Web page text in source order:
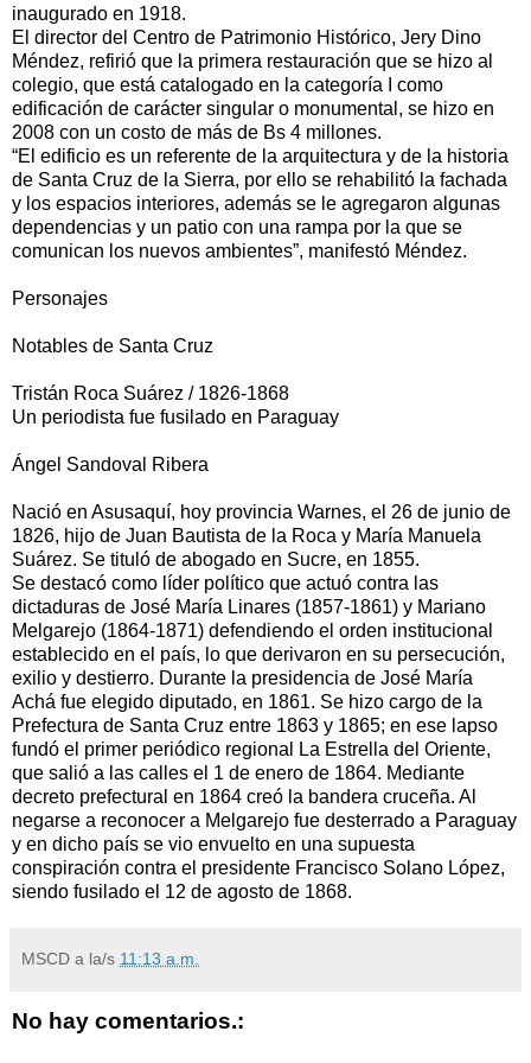
inaugurado en 1918.
El director del Centro de Patrimonio Histórico, Jery Dino
Méndez, refirió que la primera restauración que se hizo al
colegio, que está catalogado en la categoría I como
edificación de carácter singular o monumental, se hizo en
2008 con un costo de más de Bs 4 millones.
“El edificio es un referente de la arquitectura y de la historia
de Santa Cruz de la Sierra, por ello se rehabilitó la fachada
y los espacios interiores, además se le agregaron algunas
dependencias y un patio con una rampa por la que se
comunican los nuevos ambientes”, manifestó Méndez.
Personajes
Notables de Santa Cruz
Tristán Roca Suárez / 1826-1868
Un periodista fue fusilado en Paraguay
Ángel Sandoval Ribera
Nació en Asusaquí, hoy provincia Warnes, el 26 de junio de
1826, hijo de Juan Bautista de la Roca y María Manuela
Suárez. Se tituló de abogado en Sucre, en 1855.
Se destacó como líder político que actuó contra las
dictaduras de José María Linares (1857-1861) y Mariano
Melgarejo (1864-1871) defendiendo el orden institucional
establecido en el país, lo que derivaron en su persecución,
exilio y destierro. Durante la presidencia de José María
Achá fue elegido diputado, en 1861. Se hizo cargo de la
Prefectura de Santa Cruz entre 1863 y 1865; en ese lapso
fundó el primer periódico regional La Estrella del Oriente,
que salió a las calles el 1 de enero de 1864. Mediante
decreto prefectural en 1864 creó la bandera cruceña. Al
negarse a reconocer a Melgarejo fue desterrado a Paraguay
y en dicho país se vio envuelto en una supuesta
conspiración contra el presidente Francisco Solano López,
siendo fusilado el 12 de agosto de 1868.
MSCD a la/s 11:13 a.m.
No hay comentarios.: